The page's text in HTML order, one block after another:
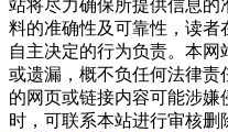
站将尽力确保所提供信息的
料的准确性及可靠性，读
自主决定的行为负责。本
或遗漏，概不负任何法律责
的网页或链接内容可能涉
时，可联系本站进行审核删